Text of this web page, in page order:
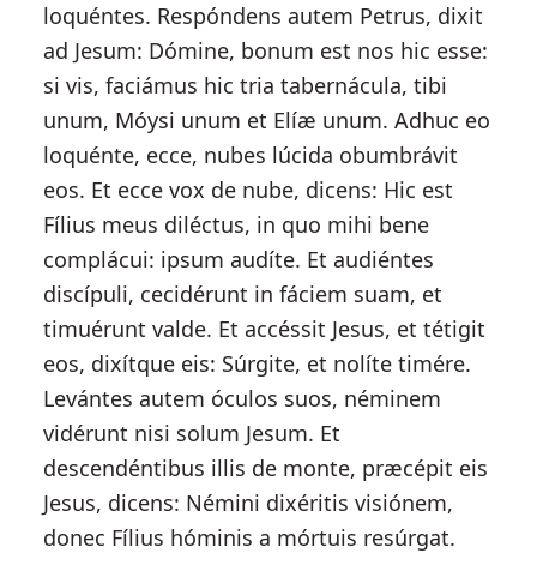
loquéntes. Respóndens autem Petrus, dixit
ad Jesum: Dómine, bonum est nos hic esse:
si vis, faciámus hic tria tabernácula, tibi
unum, Móysi unum et Elíæ unum. Adhuc eo
loquénte, ecce, nubes lúcida obumbrávit
eos. Et ecce vox de nube, dicens: Hic est
Fílius meus diléctus, in quo mihi bene
complácui: ipsum audíte. Et audiéntes
discípuli, cecidérunt in fáciem suam, et
timuérunt valde. Et accéssit Jesus, et tétigit
eos, dixítque eis: Súrgite, et nolíte timére.
Levántes autem óculos suos, néminem
vidérunt nisi solum Jesum. Et
descendéntibus illis de monte, præcépit eis
Jesus, dicens: Némini dixéritis visiónem,
donec Fílius hóminis a mórtuis resúrgat.